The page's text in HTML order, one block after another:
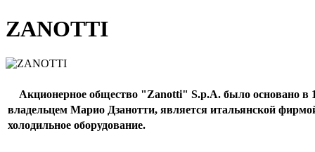
ZANOTTI
Акционерное общество "Zanotti" S.p.A. было основано в
владельцем Марио Дзанотти, является итальянской
холодильное оборудование.